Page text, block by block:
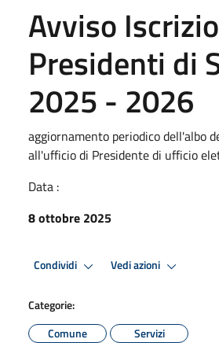
Avviso
Presidenti di
2025 - 2026
aggiornamento periodico dell'albo
all'ufficio di Presidente di ufficio
Data :
8 ottobre 2025
Condividi Vedi azioni
Categorie:
Comune
Servizi